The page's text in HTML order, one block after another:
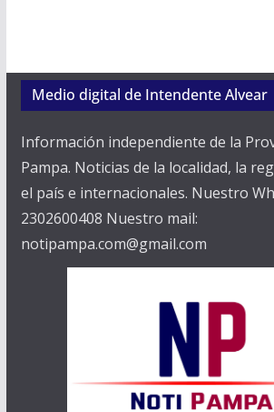
Medio digital de Intendente Alvear
Información independiente de la
Pampa. Noticias de la localidad, la
el país e internacionales. Nuestro
2302600408 Nuestro mail:
notipampa.com@gmail.com